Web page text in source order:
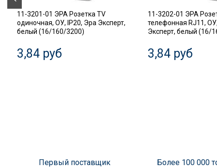
11-3201-01 ЭРА Розетка TV
одиночная, ОУ, IP20, Эра Эксперт,
белый (16/160/3200)
3,84 руб
11-3202-01 ЭРА
телефонная RJ11,
Эксперт, белый (16/
3,84 руб
Первый поставщик Более 100 000